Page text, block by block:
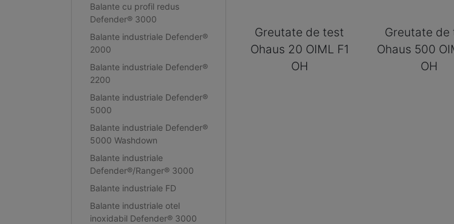
Balante cu profil redus
Defender® 3000
Balante industriale Defender®
2000
Balante industriale Defender®
2200
Balante industriale Defender®
5000
Balante industriale Defender®
5000 Washdown
Balante industriale
Defender®/Ranger® 3000
Balante industriale FD
Balante industriale otel
inoxidabil Defender® 3000
Greutate de test
Ohaus 20 OIML F1
OH
Greutate de
Ohaus 500
OH